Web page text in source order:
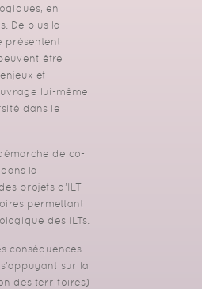
en
De plus la
présentent
être
et
lui-même
dans le
de co-
la
projets d’ILT
permettant
des ILTs.
conséquences
sur la
des territoires)